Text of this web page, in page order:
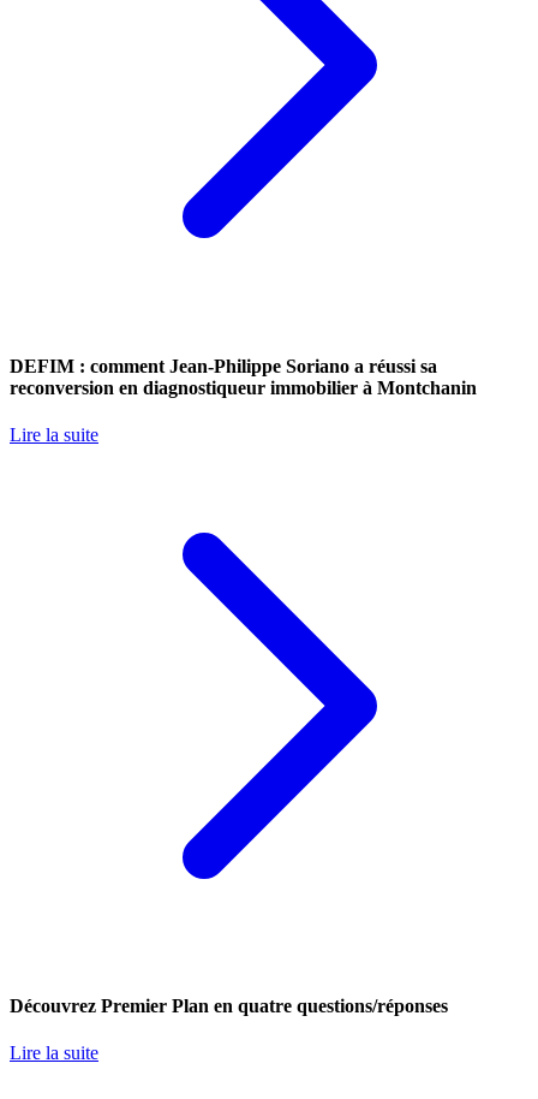
DEFIM : comment Jean-Philippe Soriano a réussi sa
reconversion en diagnostiqueur immobilier à Montchanin
Lire la suite
Découvrez Premier Plan en quatre questions/réponses
Lire la suite